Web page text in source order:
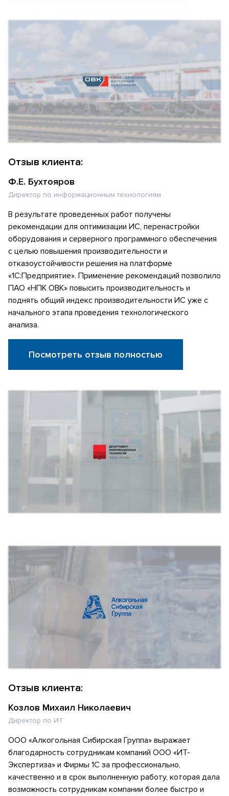
Отзыв клиента:
Ф.Е. Бухтояров
Директор по информационным технологиям
В результате проведенных работ получены
рекомендации для оптимизации ИС, перенастройки
оборудования и серверного программного обеспечения
с целью повышения производительности и
отказоустойчивости решения на платформе
«1С:Предприятие». Применение рекомендаций позволило
ПАО «НПК ОВК» повысить производительность и
поднять общий индекс производительности ИС уже с
начального этапа проведения технологического
анализа.
Посмотреть отзыв полностью
Отзыв клиента:
Козлов Михаил Николаевич
Директор по ИТ
ООО «Алкогольная Сибирская Группа» выражает
благодарность сотрудникам компаний ООО «ИТ-
Экспертиза» и Фирмы 1С за профессионально,
качественно и в срок выполненную работу, которая дала
возможность сотрудникам компании более быстро и